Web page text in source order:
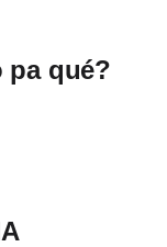
pa qué?